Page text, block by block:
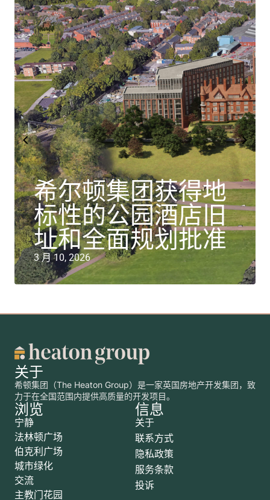
希尔顿集团获得地
标性的公园酒店旧
址和全面规划批准
3 月 10, 2026
关于
希顿集团（The Heaton Group）是一家英国房地产开发集团，致
力于在全国范围内提供高质量的开发项目。
浏览
宁静
法林顿广场
伯克利广场
城市绿化
交流
主教门花园
信息
关于
联系方式
隐私政策
服务条款
投诉